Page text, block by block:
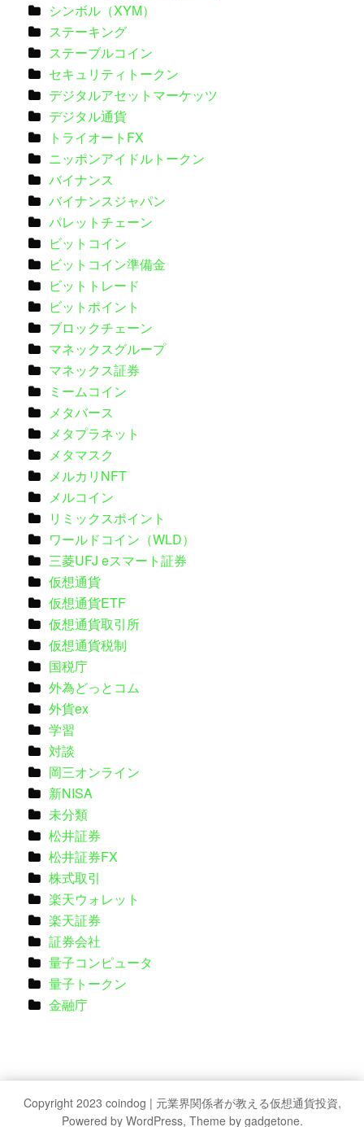
シンボル（XYM）
ステーキング
ステーブルコイン
セキュリティトークン
デジタルアセットマーケッツ
デジタル通貨
トライオートFX
ニッポンアイドルトークン
バイナンス
バイナンスジャパン
パレットチェーン
ビットコイン
ビットコイン準備金
ビットトレード
ビットポイント
ブロックチェーン
マネックスグループ
マネックス証券
ミームコイン
メタバース
メタプラネット
メタマスク
メルカリNFT
メルコイン
リミックスポイント
ワールドコイン（WLD）
三菱UFJ eスマート証券
仮想通貨
仮想通貨ETF
仮想通貨取引所
仮想通貨税制
国税庁
外為どっとコム
外貨ex
学習
対談
岡三オンライン
新NISA
未分類
松井証券
松井証券FX
株式取引
楽天ウォレット
楽天証券
証券会社
量子コンピュータ
量子トークン
金融庁
Copyright 2023 coindog | 元業界関係者が教える仮想通貨投資,
Powered by WordPress, Theme by gadgetone.